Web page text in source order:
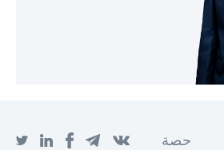
حصة